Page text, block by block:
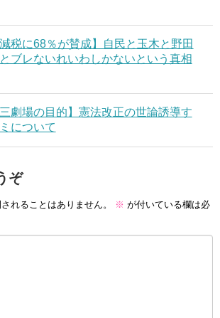
減税に68％が賛成】自民と玉木と野田
ブレないれいわしかないという真相
三劇場の目的】憲法改正の世論誘導す
について
ぞ
れることはありません。 ※ が付いている欄は必